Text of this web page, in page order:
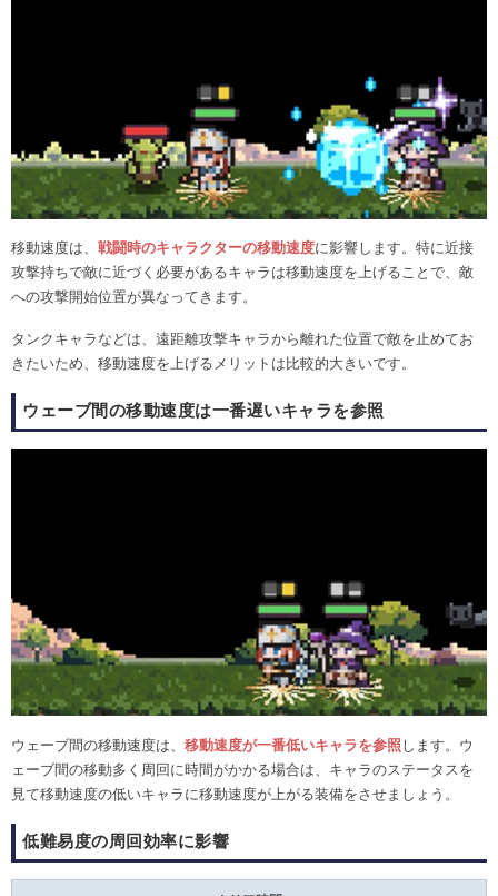
移動速度は、 戦闘時のキャラクターの移動速度に影響します。特に近接
攻撃持ちで敵に近づく必要があるキャラは移動速度を上げることで、敵
への攻撃開始位置が異なってきます。
タンクキャラなどは、遠距離攻撃キャラから離れた位置で敵を止めてお
きたいため、移動速度を上げるメリットは比較的大きいです。
ウェーブ間の移動速度は一番遅いキャラを参照
ウェーブ間の移動速度は、 移動速度が一番低いキャラを参照 します。ウ
ェーブ間の移動多く周回に時間がかかる場合は、キャラのステータスを
見て移動速度の低いキャラに移動速度が上がる装備をさせましょう。
低難易度の周回効率に影響